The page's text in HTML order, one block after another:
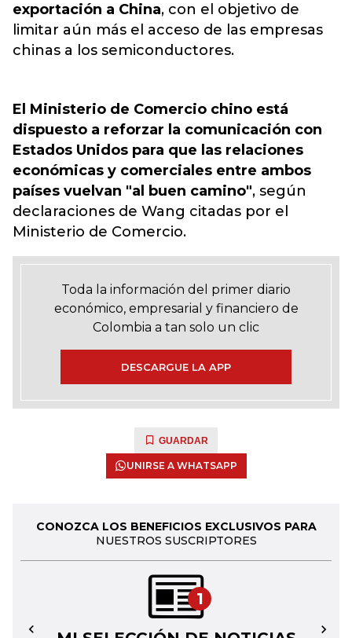
exportación a China, con el objetivo de
limitar aún más el acceso de las empresas
chinas a los semiconductores.
El Ministerio de Comercio chino está
dispuesto a reforzar la comunicación con
Estados Unidos para que las relaciones
económicas y comerciales entre ambos
países vuelvan "al buen camino", según
declaraciones de Wang citadas por el
Ministerio de Comercio.
Toda la información del primer diario
económico, empresarial y financiero de
Colombia a tan solo un clic
DESCARGUE LA APP
GUARDAR
UNIRSE A WHATSAPP
CONOZCA LOS BENEFICIOS EXCLUSIVOS PARA
NUESTROS SUSCRIPTORES
1
← →